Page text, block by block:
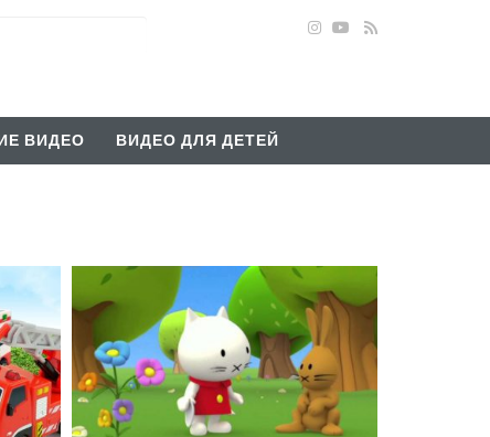
ВИДЕО ВИДЕО ДЛЯ ДЕТЕЙ